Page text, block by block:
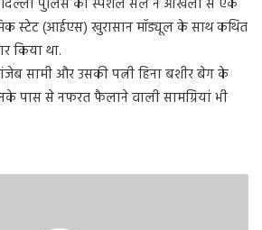
स्टेट (आईएस) खुरासान मॉड्यूल के साथ कथित
किया था.
सामी और उसकी पत्नी हिना बशीर बेग के
पास से नफरत फैलाने वाली सामग्रियां भी